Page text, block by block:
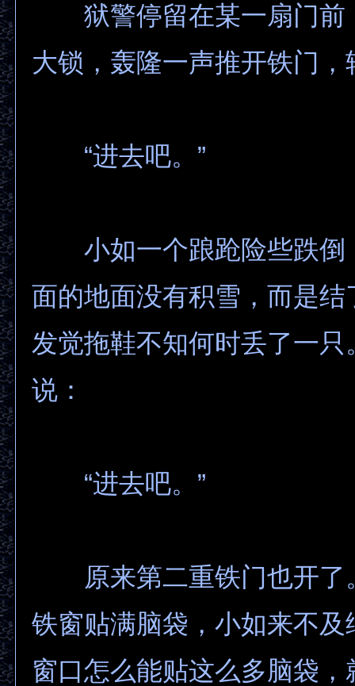
狱警停留在某一扇门前
大锁，轰隆一声推开铁门，
“进去吧。”
小如一个踉跄险些跌倒
面的地面没有积雪，而是结
发觉拖鞋不知何时丢了一只
说：
“进去吧。”
原来第二重铁门也开了
铁窗贴满脑袋，小如来不及
窗口怎么能贴这么多脑袋，